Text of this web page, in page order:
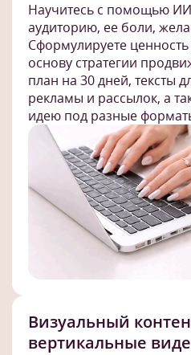
Научитесь с помощью
аудиторию, ее боли,
Сформулируете
основу стратегии
план на 30 дней, тексты
рекламы и рассылок, а
идею под разные
Визуальный
вертикальные